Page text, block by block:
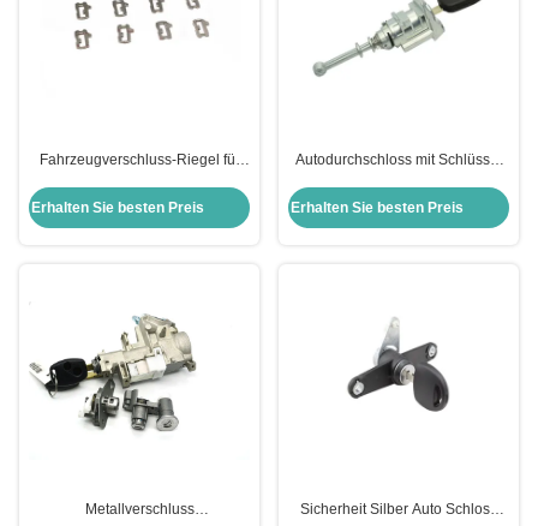
Fahrzeugverschluss-Riegel für
Schlusszylinder
Erhalten Sie besten Preis
Autodurchschloss mit Schlüssel
Autodürrzylinder
Erhalten Sie besten Preis
Metallverschluss
Sicherheit Silber Auto Schloss